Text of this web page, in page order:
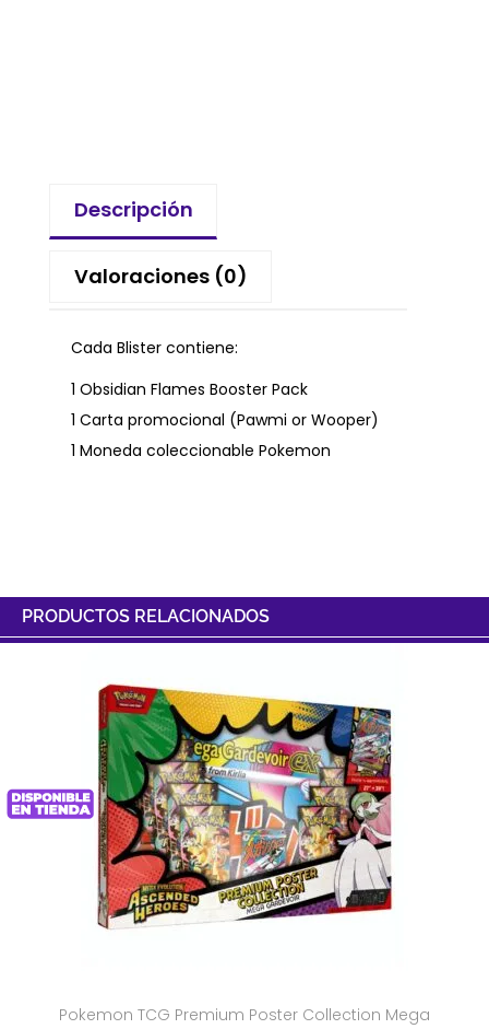
Descripción
Valoraciones (0)
Cada Blister contiene:
1 Obsidian Flames Booster Pack
1 Carta promocional (Pawmi or Wooper)
1 Moneda coleccionable Pokemon
PRODUCTOS RELACIONADOS
Pokemon TCG Premium Poster Collection Mega